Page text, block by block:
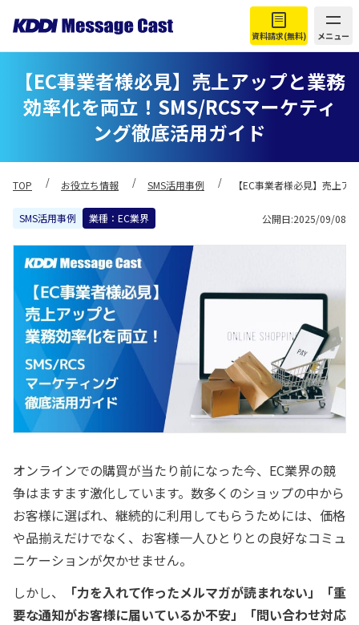
資料請求(無料) メニュー
【EC事業者様必見】売上アップと業務
効率化を両立！SMS/RCSマーケティ
ング徹底活用ガイド
TOP お役立ち情報 SMS活用事例 【EC事業者様必見】売上
SMS活用事例 業種：EC業界 公開日:2025/09/08
オンラインでの購買が当たり前になった今、EC業界の競
争はますます激化しています。数多くのショップの中から
お客様に選ばれ、継続的に利用してもらうためには、価格
や品揃えだけでなく、お客様一人ひとりとの良好なコミュ
ニケーションが欠かせません。
しかし、
「力を入れて作ったメルマガが読まれない」「重
要な通知がお客様に届いているか不安」「問い合わせ対応